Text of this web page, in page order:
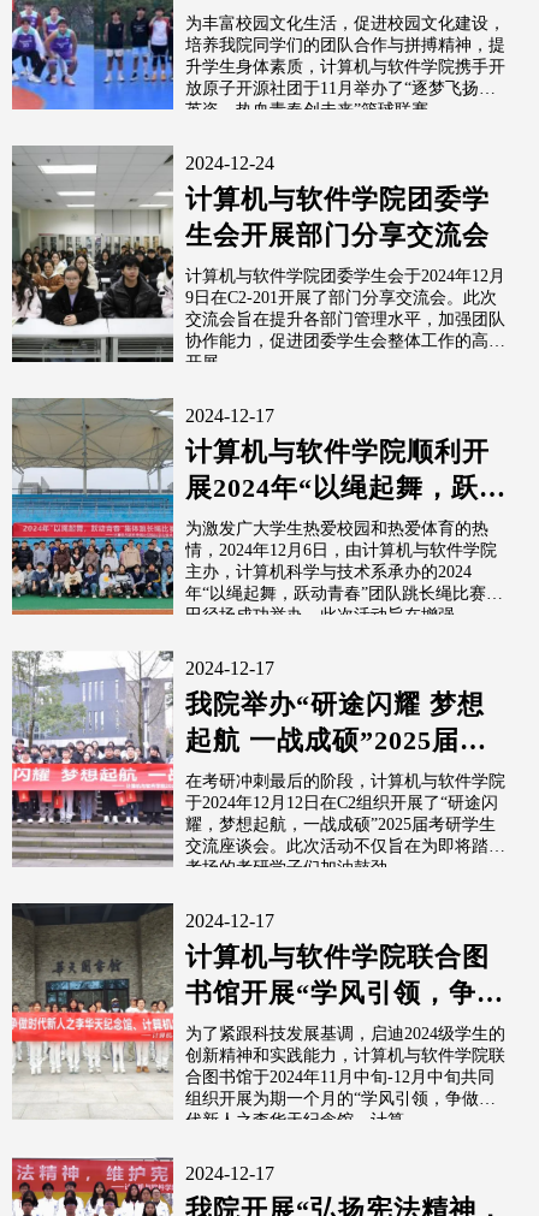
来”篮球联赛圆满结束
为丰富校园文化生活，促进校园文化建设，
培养我院同学们的团队合作与拼搏精神，提
升学生身体素质，计算机与软件学院携手开
放原子开源社团于11月举办了“逐梦飞扬展
英姿，热血青春创未来”篮球联赛。
2024-12-24
计算机与软件学院团委学
生会开展部门分享交流会
计算机与软件学院团委学生会于2024年12月
9日在C2-201开展了部门分享交流会。此次
交流会旨在提升各部门管理水平，加强团队
协作能力，促进团委学生会整体工作的高效
开展。
2024-12-17
计算机与软件学院顺利开
展2024年“以绳起舞，跃动
青春”团队跳长绳比赛
为激发广大学生热爱校园和热爱体育的热
情，2024年12月6日，由计算机与软件学院
主办，计算机科学与技术系承办的2024
年“以绳起舞，跃动青春”团队跳长绳比赛在
田径场成功举办。此次活动旨在增强...
2024-12-17
我院举办“研途闪耀 梦想
起航 一战成硕”2025届考
研学生交流座谈会
在考研冲刺最后的阶段，计算机与软件学院
于2024年12月12日在C2组织开展了“研途闪
耀，梦想起航，一战成硕”2025届考研学生
交流座谈会。此次活动不仅旨在为即将踏上
考场的考研学子们加油鼓劲...
2024-12-17
计算机与软件学院联合图
书馆开展“学风引领，争做
时代新人”参观活动
为了紧跟科技发展基调，启迪2024级学生的
创新精神和实践能力，计算机与软件学院联
合图书馆于2024年11月中旬-12月中旬共同
组织开展为期一个月的“学风引领，争做时
代新人之李华天纪念馆、计算...
2024-12-17
我院开展“弘扬宪法精神，